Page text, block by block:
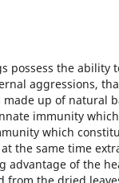
possess the ability
aggressions,
made up of natural
immunity
which
the same time
advantage of the